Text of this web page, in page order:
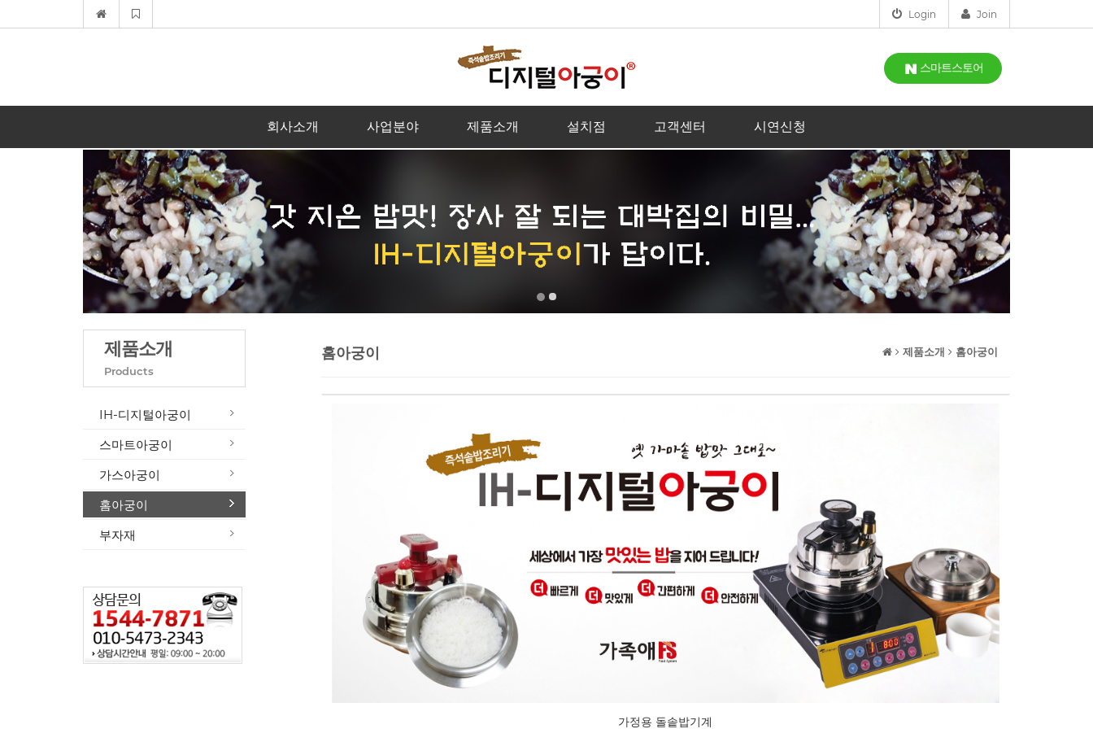
Login Join
스마트스토어
회사소개 사업분야 제품소개 설치점 고객센터 시연신청
제품소개
Products
IH-디지털아궁이
스마트아궁이
가스아궁이
홈아궁이
부자재
홈아궁이 제품소개 홈아궁이
가정용 돌솥밥기계